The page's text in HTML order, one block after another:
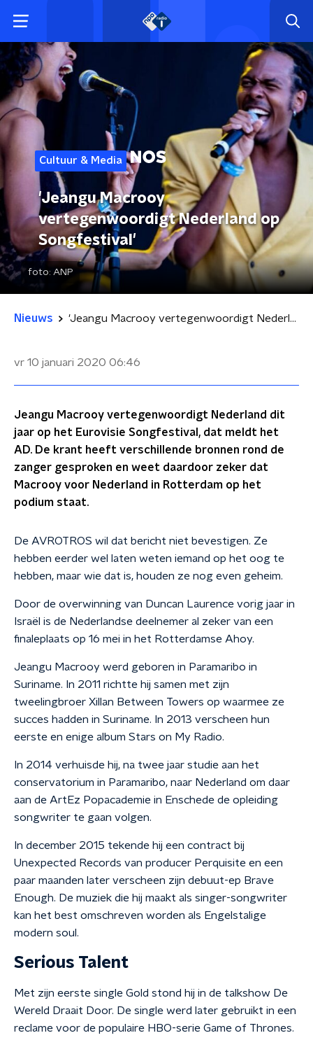
Cultuur & Media
'Jeangu Macrooy
vertegenwoordigt Nederland op
Songfestival'
foto: ANP
Nieuws 'Jeangu Macrooy vertegenwoordigt Nederland op Songfestival'
vr 10 januari 2020 06:46
Jeangu Macrooy vertegenwoordigt Nederland dit
jaar op het Eurovisie Songfestival, dat meldt het
AD. De krant heeft verschillende bronnen rond de
zanger gesproken en weet daardoor zeker dat
Macrooy voor Nederland in Rotterdam op het
podium staat.
De AVROTROS wil dat bericht niet bevestigen. Ze
hebben eerder wel laten weten iemand op het oog te
hebben, maar wie dat is, houden ze nog even geheim.
Door de overwinning van Duncan Laurence vorig jaar in
Israël is de Nederlandse deelnemer al zeker van een
finaleplaats op 16 mei in het Rotterdamse Ahoy.
Jeangu Macrooy werd geboren in Paramaribo in
Suriname. In 2011 richtte hij samen met zijn
tweelingbroer Xillan Between Towers op waarmee ze
succes hadden in Suriname. In 2013 verscheen hun
eerste en enige album Stars on My Radio.
In 2014 verhuisde hij, na twee jaar studie aan het
conservatorium in Paramaribo, naar Nederland om daar
aan de ArtEz Popacademie in Enschede de opleiding
songwriter te gaan volgen.
In december 2015 tekende hij een contract bij
Unexpected Records van producer Perquisite en een
paar maanden later verscheen zijn debuut-ep Brave
Enough. De muziek die hij maakt als singer-songwriter
kan het best omschreven worden als Engelstalige
modern soul.
Serious Talent
Met zijn eerste single Gold stond hij in de talkshow De
Wereld Draait Door. De single werd later gebruikt in een
reclame voor de populaire HBO-serie Game of Thrones.